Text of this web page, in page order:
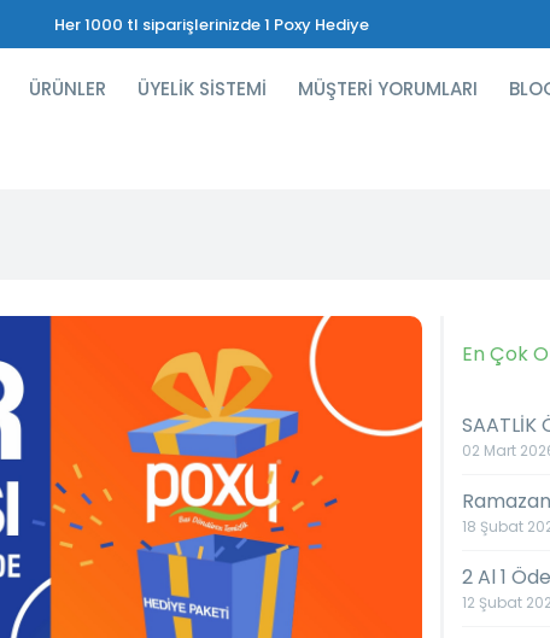
Her 1000 tl siparişlerinizde 1 Poxy Hediye
ÜRÜNLER ÜYELİK SİSTEMİ MÜŞTERİ YORUMLARI
En Çok
SAATLİK
02 Mart
18 Şubat
2 Al 1 Öde
12 Şubat